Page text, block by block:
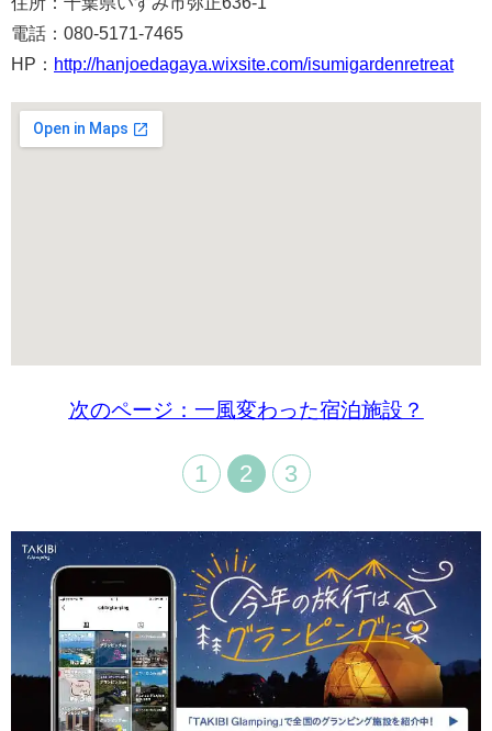
電話：080-5171-7465
HP： http://hanjoedagaya.wixsite.com/isumigardenretreat
次のページ：一風変わった宿泊施設？
1 2 3